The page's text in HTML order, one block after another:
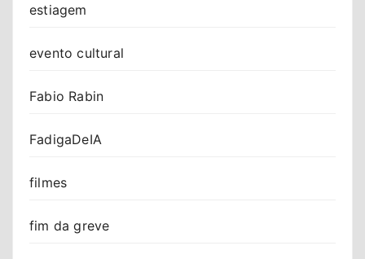
estiagem
evento cultural
Fabio Rabin
FadigaDeIA
filmes
fim da greve